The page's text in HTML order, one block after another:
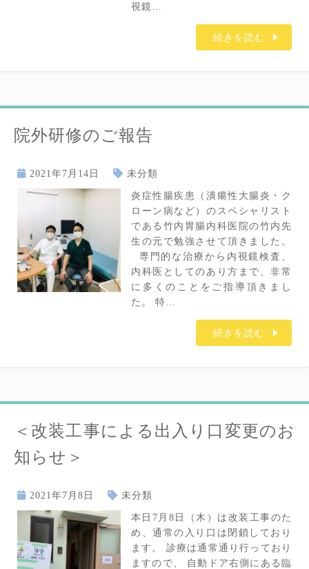
視鏡…
続きを読む
院外研修のご報告
2021年7月14日 未分類
炎症性腸疾患（潰瘍性大腸炎・ク
ローン病など）のスペシャリスト
である竹内胃腸内科医院の竹内先
生の元で勉強させて頂きました。
専門的な治療から内視鏡検査、
内科医としてのあり方まで、非常
に多くのことをご指導頂きまし
た。 特…
続きを読む
＜改装工事による出入り口変更のお
知らせ＞
2021年7月8日 未分類
本日7月8日（木）は改装工事のた
め、通常の入り口は閉鎖しており
ます。 診療は通常通り行っており
ますので、 自動ドア右側にある臨